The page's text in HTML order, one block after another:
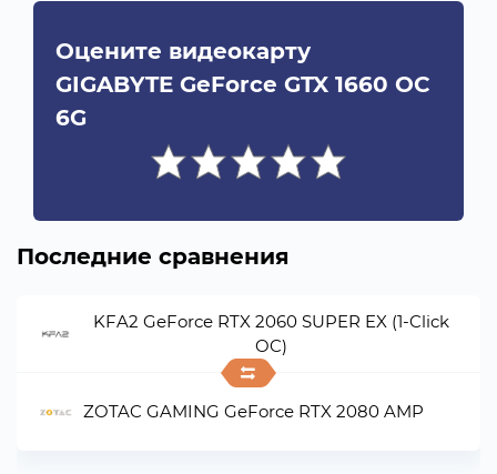
Оцените видеокарту
GIGABYTE GeForce GTX 1660 OC
6G
Последние сравнения
KFA2 GeForce RTX 2060 SUPER EX (1-Click
OC)
ZOTAC GAMING GeForce RTX 2080 AMP